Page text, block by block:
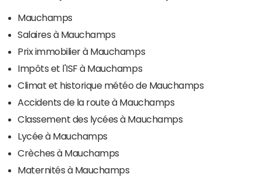
Mauchamps
Salaires à Mauchamps
Prix immobilier à Mauchamps
Impôts et l'ISF à Mauchamps
Climat et historique météo de Mauchamps
Accidents de la route à Mauchamps
Classement des lycées à Mauchamps
Lycée à Mauchamps
Crèches à Mauchamps
Maternités à Mauchamps